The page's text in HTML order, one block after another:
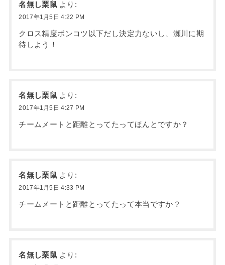
名無し栗鼠 より:
2017年1月5日 4:22 PM
クロス精度ポンコツ以下だし決定力ないし、瀬川に期
待しよう！
名無し栗鼠 より:
2017年1月5日 4:27 PM
チームメートと距離とってたってほんとですか？
名無し栗鼠 より:
2017年1月5日 4:33 PM
チームメートと距離とってたって本当ですか？
名無し栗鼠 より: